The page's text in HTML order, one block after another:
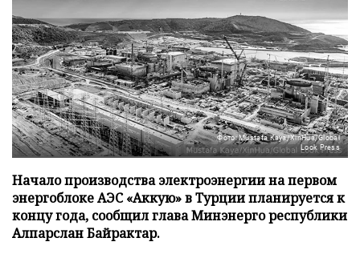
Фото: Mustafa Kaya/XinHua/Global
Look Press
Начало производства электроэнергии на первом
энергоблоке АЭС «Аккую» в Турции планируется к
концу года, сообщил глава Минэнерго республики
Алпарслан Байрактар.